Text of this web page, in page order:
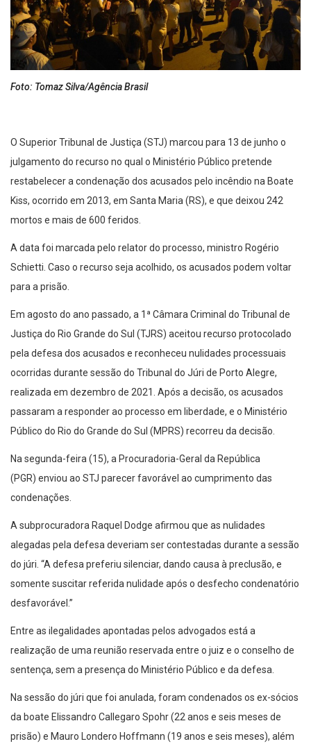
Foto: Tomaz Silva/Agência Brasil
O Superior Tribunal de Justiça (STJ) marcou para 13 de junho o
julgamento do recurso no qual o Ministério Público pretende
restabelecer a condenação dos acusados pelo incêndio na Boate
Kiss, ocorrido em 2013, em Santa Maria (RS), e que deixou 242
mortos e mais de 600 feridos.
A data foi marcada pelo relator do processo, ministro Rogério
Schietti. Caso o recurso seja acolhido, os acusados podem voltar
para a prisão.
Em agosto do ano passado, a 1ª Câmara Criminal do Tribunal de
Justiça do Rio Grande do Sul (TJRS) aceitou recurso protocolado
pela defesa dos acusados e reconheceu nulidades processuais
ocorridas durante sessão do Tribunal do Júri de Porto Alegre,
realizada em dezembro de 2021. Após a decisão, os acusados
passaram a responder ao processo em liberdade, e o Ministério
Público do Rio do Grande do Sul (MPRS) recorreu da decisão.
Na segunda-feira (15), a Procuradoria-Geral da República
(PGR) enviou ao STJ parecer favorável ao cumprimento das
condenações.
A subprocuradora Raquel Dodge afirmou que as nulidades
alegadas pela defesa deveriam ser contestadas durante a sessão
do júri. “A defesa preferiu silenciar, dando causa à preclusão, e
somente suscitar referida nulidade após o desfecho condenatório
desfavorável.”
Entre as ilegalidades apontadas pelos advogados está a
realização de uma reunião reservada entre o juiz e o conselho de
sentença, sem a presença do Ministério Público e da defesa.
Na sessão do júri que foi anulada, foram condenados os ex-sócios
da boate Elissandro Callegaro Spohr (22 anos e seis meses de
prisão) e Mauro Londero Hoffmann (19 anos e seis meses), além